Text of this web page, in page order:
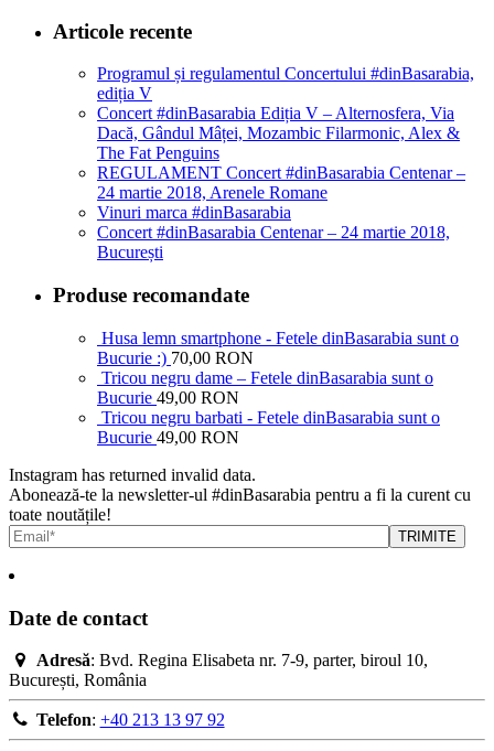
Articole recente
Programul și regulamentul Concertului #dinBasarabia,
ediția V
Concert #dinBasarabia Ediția V – Alternosfera, Via
Dacă, Gândul Mâței, Mozambic Filarmonic, Alex &
The Fat Penguins
REGULAMENT Concert #dinBasarabia Centenar –
24 martie 2018, Arenele Romane
Vinuri marca #dinBasarabia
Concert #dinBasarabia Centenar – 24 martie 2018,
București
Produse recomandate
Husa lemn smartphone - Fetele dinBasarabia sunt o
Bucurie :) 70,00 RON
Tricou negru dame – Fetele dinBasarabia sunt o
Bucurie 49,00 RON
Tricou negru barbati - Fetele dinBasarabia sunt o
Bucurie 49,00 RON
Instagram has returned invalid data.
Abonează-te la newsletter-ul #dinBasarabia pentru a fi la curent cu
toate noutățile!
Date de contact
Adresă: Bvd. Regina Elisabeta nr. 7-9, parter, biroul 10,
București, România
Telefon: +40 213 13 97 92